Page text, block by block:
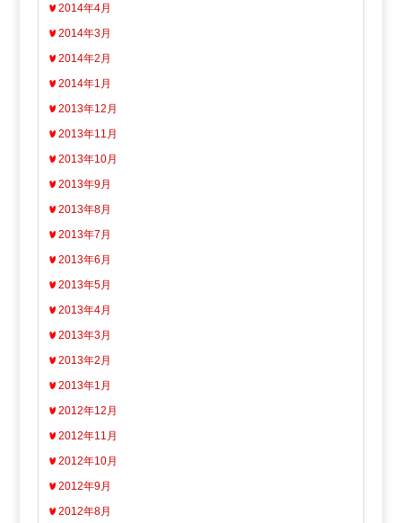
2014年4月
2014年3月
2014年2月
2014年1月
2013年12月
2013年11月
2013年10月
2013年9月
2013年8月
2013年7月
2013年6月
2013年5月
2013年4月
2013年3月
2013年2月
2013年1月
2012年12月
2012年11月
2012年10月
2012年9月
2012年8月